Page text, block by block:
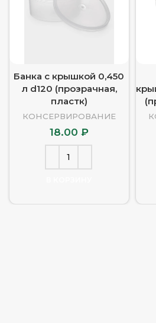
Банка с крышкой 0,450
л d120 (прозрачная,
пластк)
КОНСЕРВИРОВАНИЕ
18.00 ₽